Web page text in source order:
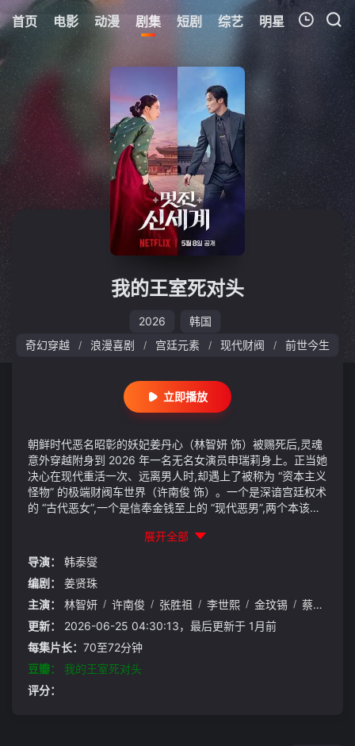
首页 电影 动漫 剧集 短剧 综艺 明星 周表
我的观影记录
暂无观看影片的记录
我的王室死对头
2026
韩国
奇幻穿越
/ 浪漫喜剧 / 宫廷元素 / 现代财阀 / 前世今生
立即播放
朝鲜时代恶名昭彰的妖妃姜丹心（林智妍 饰）被赐死后,灵魂
意外穿越附身到 2026 年一名无名女演员申瑞莉身上。正当她
决心在现代重活一次、远离男人时,却遇上了被称为 “资本主义
怪物” 的极端财阀车世界（许南俊 饰）。一个是深谙宫廷权术
的 “古代恶女”,一个是信奉金钱至上的 “现代恶男”,两个本该是
敌的疯批爱情。随着剧情推进,两人逐渐发现彼此的前世今生
有着千丝万缕的联系,最终携手逆转宿命,收获圆满结局。
展开全部
导演：
韩泰燮
编剧：
姜贤珠
主演：
林智妍 / 许南俊 / 张胜祖 / 李世熙 / 金玟锡 / 蔡书安
更新：
2026-06-25 04:30:13，最后更新于 1月前
每集片长： 70至72分钟
豆瓣：
我的王室死对头
评分：